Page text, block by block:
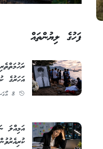
ފަހުގެ ލިޔުންތައް
އަހަރުގެ
8 އޯގަސްޓު 2026 - 9:3
އަމިއްލަ